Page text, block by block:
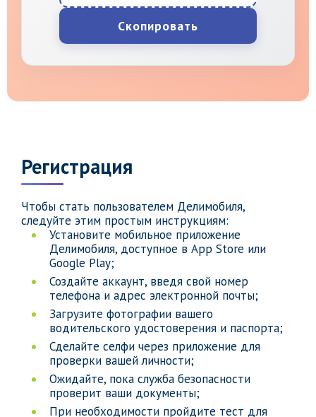
Скопировать
Регистрация
Чтобы стать пользователем Делимобиля,
следуйте этим простым инструкциям:
Установите мобильное приложение
Делимобиля, доступное в App Store или
Google Play;
Создайте аккаунт, введя свой номер
телефона и адрес электронной почты;
Загрузите фотографии вашего
водительского удостоверения и паспорта;
Сделайте селфи через приложение для
проверки вашей личности;
Ожидайте, пока служба безопасности
проверит ваши документы;
При необходимости пройдите тест для